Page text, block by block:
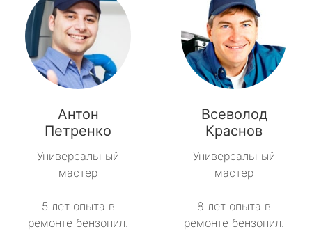
Антон
Петренко
Универсальный
мастер
5 лет опыта в
ремонте бензопил.
Всеволод
Краснов
Универсальный
мастер
8 лет опыта в
ремонте бензопил.